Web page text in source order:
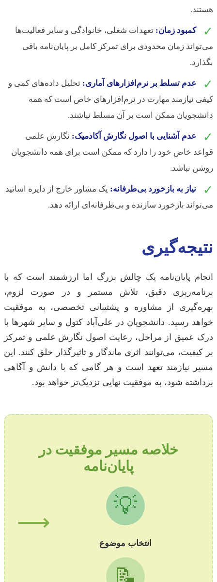
هستند.
✓ کمبود زمان: تعهدات شغلی، خانوادگی و سایر فعالیت‌ها
می‌تواند زمان محدودی برای تمرکز کامل بر پایان‌نامه باقی
بگذارد.
✓ عدم تسلط بر نرم‌افزارهای آماری: تحلیل داده‌های کمی و
کیفی نیازمند مهارت در نرم‌افزارهای خاص است که همه
دانشجویان ممکن است بر آن مسلط نباشند.
✓ عدم آشنایی با اصول نگارش آکادمیک: نگارش علمی
قواعد خاص خود را دارد که ممکن است برای همه دانشجویان
روشن نباشد.
✓ نیاز به بازخورد بی‌طرفانه: یک مشاور خارج از دایره اساتید
می‌تواند بازخورد سازنده و بی‌طرفانه‌ای ارائه دهد.
نتیجه‌گیری
انجام پایان‌نامه یک چالش بزرگ اما ارزشمند است که با
برنامه‌ریزی دقیق، تلاش مستمر و در صورت لزوم،
بهره‌گیری از مشاوره و پشتیبانی تخصصی، به موفقیت
خواهد رسید. دانشجویان در علی‌آباد کتول و سایر شهرها با
درک عمیق از مراحل، رعایت اصول نگارش علمی و تمرکز
بر کیفیت، می‌توانند اثری ماندگار و تاثیرگذار خلق کنند. این
مسیر نیازمند تعهد است و هر گامی که با دانش و آگاهی
برداشته شود، به موفقیت نهایی نزدیک‌تر خواهد بود.
خلاصه مسیر موفقیت در
پایان‌نامه
💡
انتخاب موضوع
⟶
📝